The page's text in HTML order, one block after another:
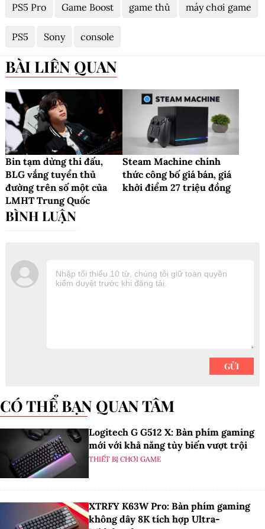
PS5 Pro Game Boost game thủ máy chơi game
PS5 Sony console
BÀI LIÊN QUAN
Bin tạm dừng thi đấu,
BLG vắng tuyển thủ
đường trên số một của
LMHT Trung Quốc
Steam Machine chính
thức công bố giá bán, giá
khởi điểm 27 triệu đồng
CÓ THỂ BẠN QUAN TÂM
Logitech G G512 X: Bàn phím gaming
mới với khả năng tùy biến vượt trội
THIẾT BỊ CHƠI GAME
XTRFY K63W Pro: Bàn phím gaming
không dây 8K tích hợp Ultra-